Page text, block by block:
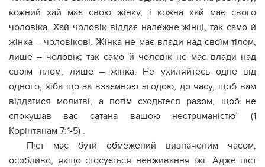
кожний хай має свою жінку, і кожна хай має свого
чоловіка. Хай чоловік віддає належне жінці, так само й
жінка – чоловікові. Жінка не має влади над своїм тiлoм,
лише – чоловік; так само й чоловік не має влади над
своїм тiлом, лише – жінка. Не ухиляйтесь одне від
одного, хіба що за взаємною згодою, до часу, щоб вам
віддатися молитві, а потім сходьтеся разом, щоб не
спoкyшав вас сaтана вашою нeстрuманiстю” (1
Корінтянам 7:1-5) .
Піст має бути обмежений визначеним часом,
особливо, якщо стосується невживання їжі. Адже піст